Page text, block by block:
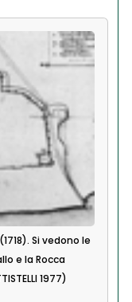
Si vedono le
e la Rocca
1977)